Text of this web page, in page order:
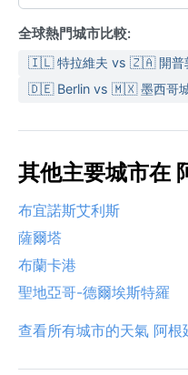
全球熱門城市比較:
🇮🇱 特拉維夫 vs 🇿🇦 開普
🇩🇪 Berlin vs 🇲🇽 墨西哥
其他主要城市在
布宜諾斯艾利斯
薩爾塔
布蘭卡港
聖地亞哥-德爾埃斯特羅
查看所有城市的天氣 阿根